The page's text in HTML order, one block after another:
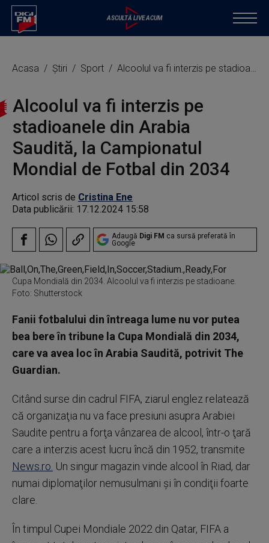
Acasa Știri Sport Alcoolul va fi interzis pe stadioanele din Arabia Saudită, la Campionatul Mondial de Fotbal din 2034
Alcoolul va fi interzis pe
stadioanele din Arabia
Saudită, la Campionatul
Mondial de Fotbal din 2034
Articol scris de Cristina Ene
Data publicării: 17.12.2024 15:58
Adaugă Digi FM ca sursă preferată în
Google
Cupa Mondială din 2034. Alcoolul va fi interzis pe stadioane.
Foto: Shutterstock
Fanii fotbalului din întreaga lume nu vor putea
bea bere în tribune la Cupa Mondială din 2034,
care va avea loc în Arabia Saudită, potrivit The
Guardian.
Citând surse din cadrul FIFA, ziarul englez relatează
că organizaţia nu va face presiuni asupra Arabiei
Saudite pentru a forţa vânzarea de alcool, într-o ţară
care a interzis acest lucru încă din 1952, transmite
News.ro. Un singur magazin vinde alcool în Riad, dar
numai diplomaţilor nemusulmani şi în condiţii foarte
clare.
În timpul Cupei Mondiale 2022 din Qatar, FIFA a